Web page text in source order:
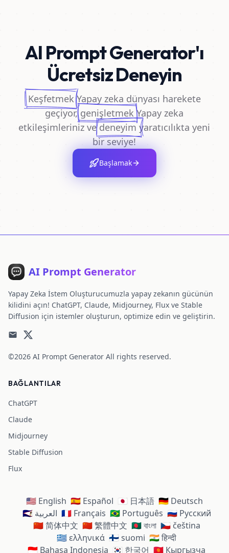
AI Prompt Generator'ı
Ücretsiz Deneyin
Keşfetmek Yapay zeka dünyası harekete
geçiyor, genişletmek Yapay zeka
etkileşimleriniz ve deneyim yaratıcılıkta yeni
bir seviye!
Başlamak
AI Prompt Generator
Yapay Zeka İstem Oluşturucumuzla yapay zekanın gücünün
kilidini açın! ChatGPT, Claude, Midjourney, Flux ve Stable
Diffusion için istemler oluşturun, optimize edin ve geliştirin.
©2026 AI Prompt Generator All rights reserved.
BAĞLANTILAR
ChatGPT
Claude
Midjourney
Stable Diffusion
Flux
🇺🇸 English 🇪🇸 Español 🇯🇵 日本語 🇩🇪 Deutsch
🇸🇦 العربية 🇫🇷 Français 🇧🇷 Português 🇷🇺 Русский
🇨🇳 简体中文 🇨🇳 繁體中文 🇧🇩 বাংলা 🇨🇿 čeština
🇬🇷 ελληνικά 🇫🇮 suomi 🇮🇳 हिन्दी
🇮🇩 Bahasa Indonesia 🇰🇷 한국어 🇰🇬 Кыргызча